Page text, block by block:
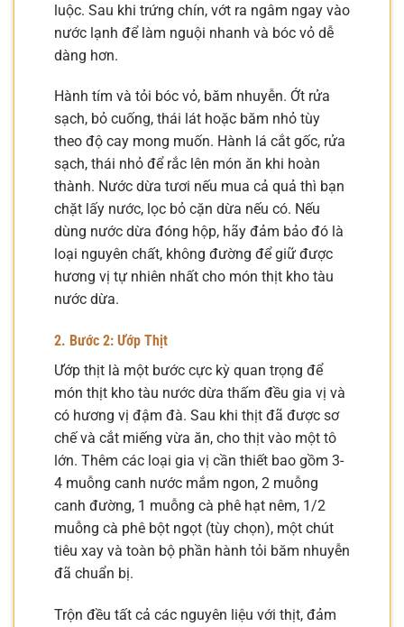
luộc. Sau khi trứng chín, vớt ra ngâm ngay vào
nước lạnh để làm nguội nhanh và bóc vỏ dễ
dàng hơn.
Hành tím và tỏi bóc vỏ, băm nhuyễn. Ớt rửa
sạch, bỏ cuống, thái lát hoặc băm nhỏ tùy
theo độ cay mong muốn. Hành lá cắt gốc, rửa
sạch, thái nhỏ để rắc lên món ăn khi hoàn
thành. Nước dừa tươi nếu mua cả quả thì bạn
chặt lấy nước, lọc bỏ cặn dừa nếu có. Nếu
dùng nước dừa đóng hộp, hãy đảm bảo đó là
loại nguyên chất, không đường để giữ được
hương vị tự nhiên nhất cho món thịt kho tàu
nước dừa.
2. Bước 2: Ướp Thịt
Ướp thịt là một bước cực kỳ quan trọng để
món thịt kho tàu nước dừa thấm đều gia vị và
có hương vị đậm đà. Sau khi thịt đã được sơ
chế và cắt miếng vừa ăn, cho thịt vào một tô
lớn. Thêm các loại gia vị cần thiết bao gồm 3-
4 muỗng canh nước mắm ngon, 2 muỗng
canh đường, 1 muỗng cà phê hạt nêm, 1/2
muỗng cà phê bột ngọt (tùy chọn), một chút
tiêu xay và toàn bộ phần hành tỏi băm nhuyễn
đã chuẩn bị.
Trộn đều tất cả các nguyên liệu với thịt, đảm